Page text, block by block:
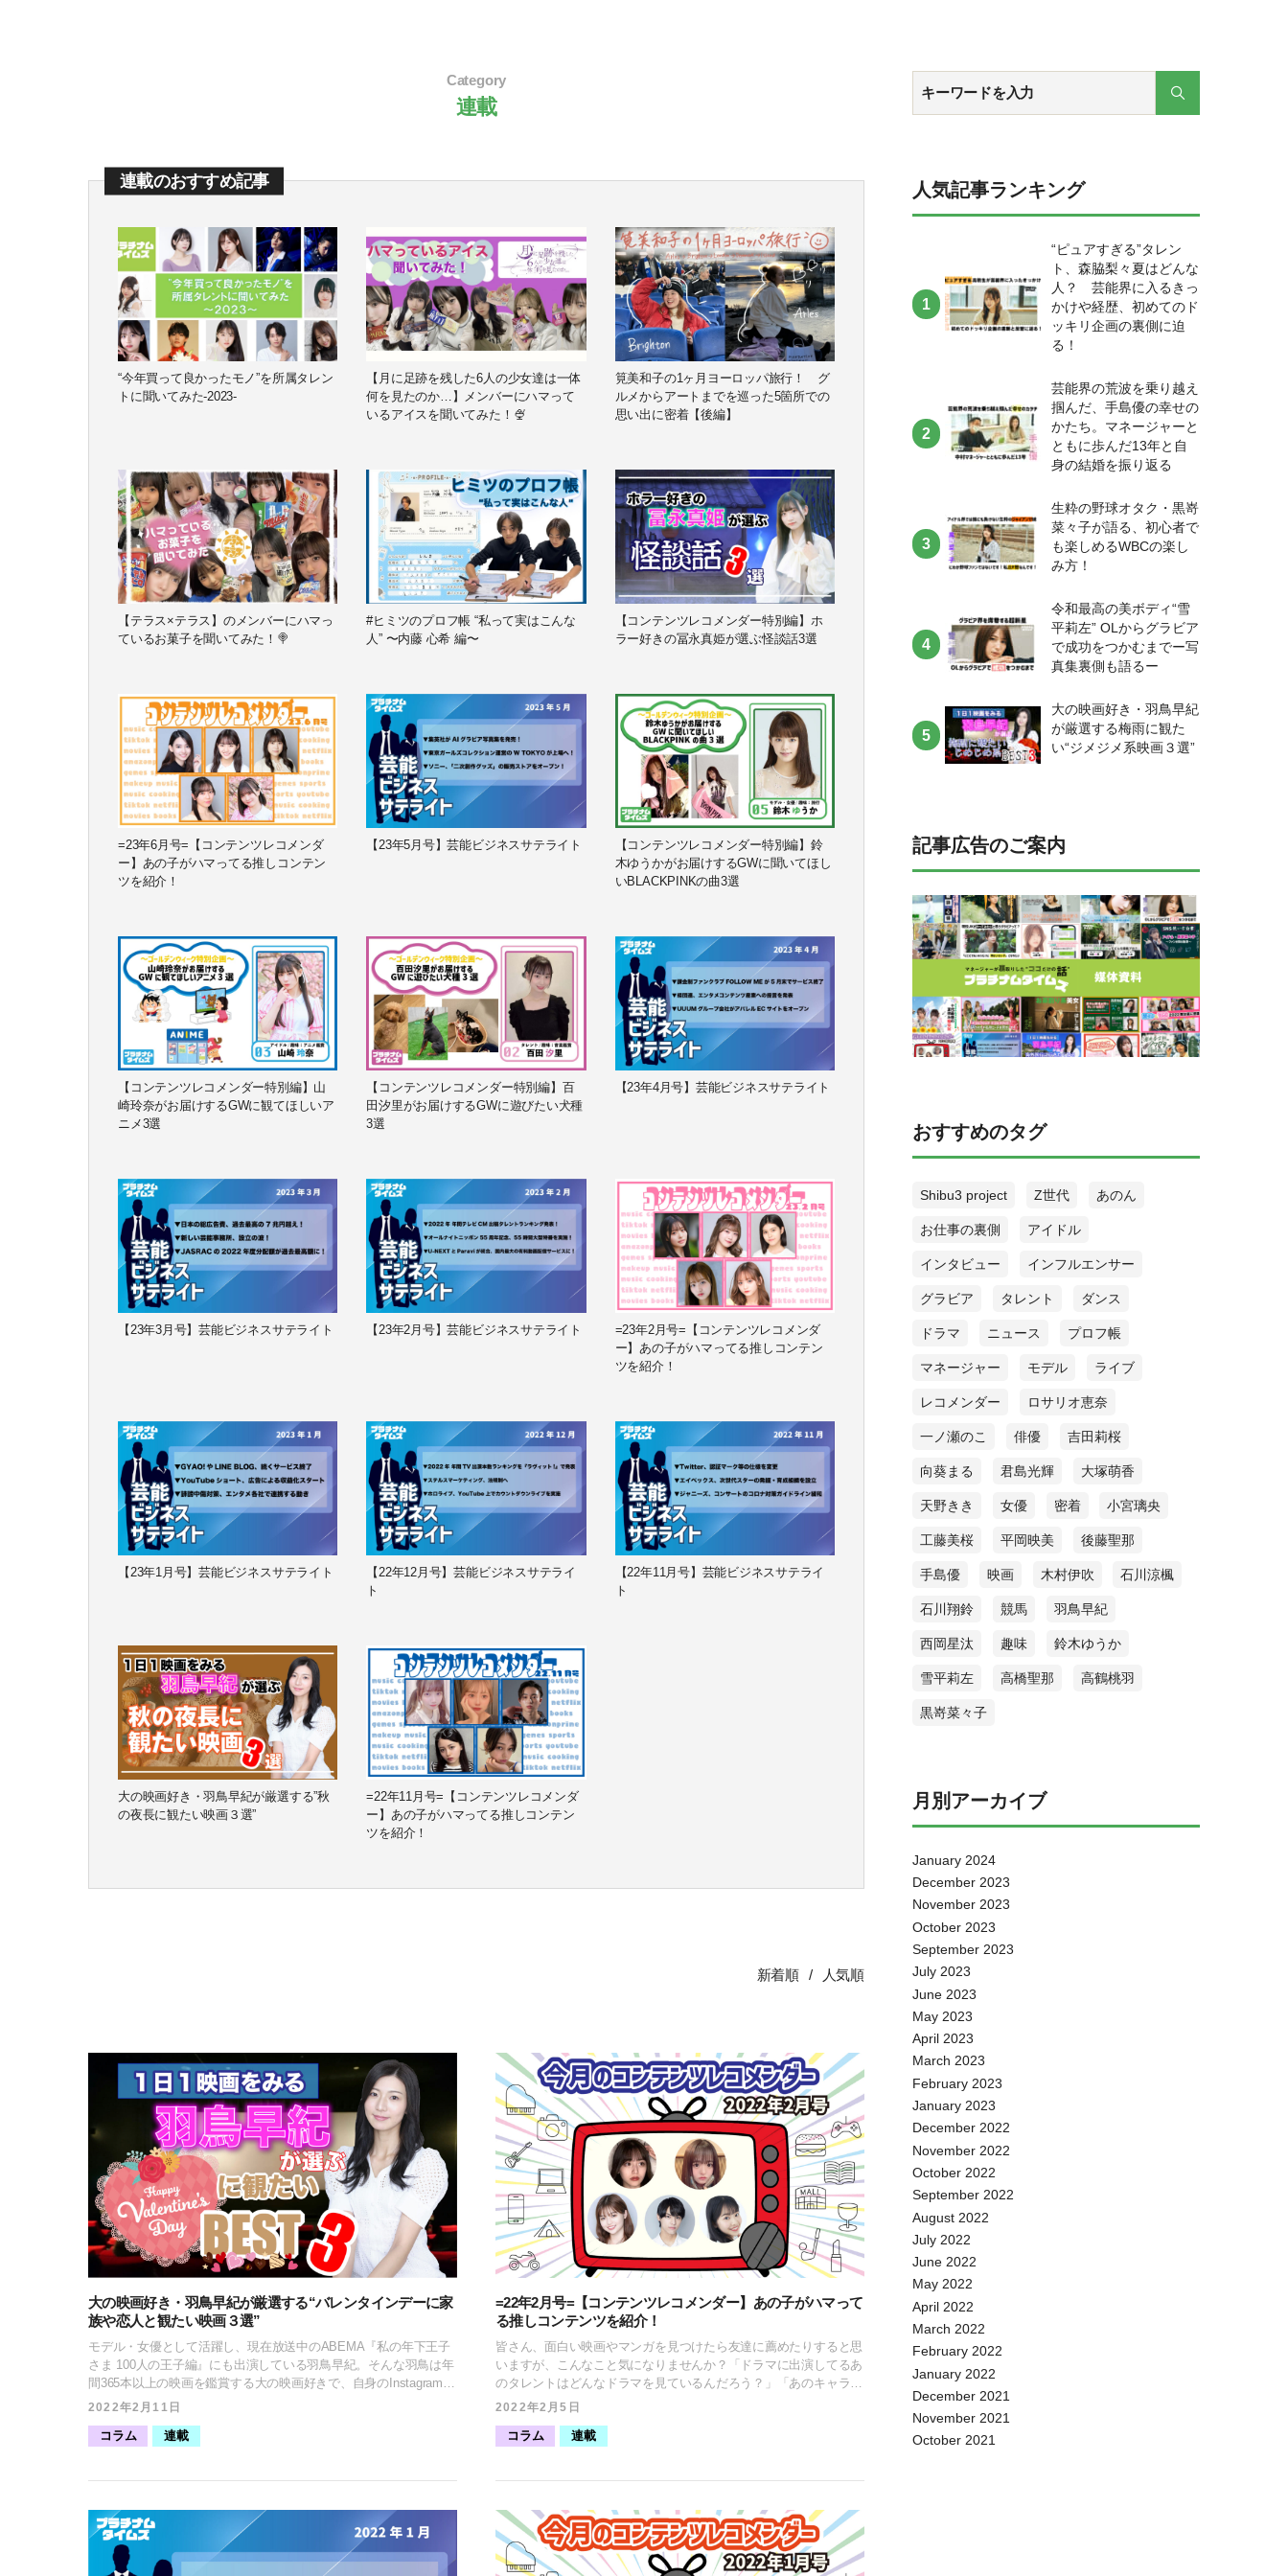
Category
連載
連載のおすすめ記事
“今年買って良かったモノ”を所属タレン
トに聞いてみた-2023-
【月に足跡を残した6人の少女達は一体
何を見たのか…】メンバーにハマって
いるアイスを聞いてみた！🍨
筧美和子の1ヶ月ヨーロッパ旅行！ グ
ルメからアートまでを巡った5箇所での
思い出に密着【後編】
【テラス×テラス】のメンバーにハマっ
ているお菓子を聞いてみた！🍭
#ヒミツのプロフ帳 “私って実はこんな
人” 〜内藤 心希 編〜
【コンテンツレコメンダー特別編】ホ
ラー好きの冨永真姫が選ぶ怪談話3選
=23年6月号=【コンテンツレコメンダ
ー】あの子がハマってる推しコンテン
ツを紹介！
【23年5月号】芸能ビジネスサテライト
【コンテンツレコメンダー特別編】鈴
木ゆうかがお届けするGWに聞いてほし
いBLACKPINKの曲3選
【コンテンツレコメンダー特別編】山
崎玲奈がお届けするGWに観てほしいア
ニメ3選
【コンテンツレコメンダー特別編】百
田汐里がお届けするGWに遊びたい犬種
3選
【23年4月号】芸能ビジネスサテライト
【23年3月号】芸能ビジネスサテライト 【23年2月号】芸能ビジネスサテライト
=23年2月号=【コンテンツレコメンダ
ー】あの子がハマってる推しコンテン
ツを紹介！
【23年1月号】芸能ビジネスサテライト
【22年12月号】芸能ビジネスサテライ
ト
【22年11月号】芸能ビジネスサテライ
ト
大の映画好き・羽鳥早紀が厳選する”秋
の夜長に観たい映画３選”
=22年11月号=【コンテンツレコメンダ
ー】あの子がハマってる推しコンテン
ツを紹介！
新着順 人気順
大の映画好き・羽鳥早紀が厳選する“バレンタインデーに家
族や恋人と観たい映画３選”
モデル・女優として活躍し、現在放送中のABEMA『私の年下王子
さま 100人の王子編』にも出演している羽鳥早紀。そんな羽鳥は年
間365本以上の映画を鑑賞する大の映画好きで、自身のInstagramで
も #1日1映画 のハッシュタグで積極的に映画のレビューを発信し
観たい映画３選』として、この時期にぴったりの映画を紹介してい
ワールド・ジャパン2019で実行委員長賞を受賞するなど、モデル・
女優として活動中。サッカー観戦や競馬予想など数多くある趣味の
中でも、映画鑑賞は1日1本観るほど好き。 バレンタインデーに家
族や恋人と観たい映画 “第３位”自分の背中を押してくれる幸せな群
2022年2月11日
コラム 連載
=22年2月号=【コンテンツレコメンダー】あの子がハマって
る推しコンテンツを紹介！
皆さん、面白い映画やマンガを見つけたら友達に薦めたりすると思
いますが、こんなこと気になりませんか？「ドラマに出演してるあ
のタレントはどんなドラマを見ているんだろう？」「あのキャラク
ターを演じている声優は普段どんなマンガを読んでいるんだろ
んな声にお応えし『コンテンツレコメンダー』と題して、所属のタ
ているのでしょうか！？ “海老野心 レコメンド”「生肉を食べる
ASMR！？」 海老野 心（えびの こころ） 2002年6月29日生まれ、
神奈川県出身。 恋リア5人組ガールズユニット「Five emotion」メ
ンバー。フジテレビ「ワイドナショー」のワイドナティーンや日本
2022年2月5日
コラム 連載
人気記事ランキング
“ピュアすぎる”タレン
ト、森脇梨々夏はどんな
人？ 芸能界に入るきっ
かけや経歴、初めてのド
ッキリ企画の裏側に迫
る！
芸能界の荒波を乗り越え
掴んだ、手島優の幸せの
かたち。マネージャーと
ともに歩んだ13年と自
身の結婚を振り返る
生粋の野球オタク・黒嵜
菜々子が語る、初心者で
も楽しめるWBCの楽し
み方！
令和最高の美ボディ“雪
平莉左” OLからグラビア
で成功をつかむまでー写
真集裏側も語るー
大の映画好き・羽鳥早紀
が厳選する梅雨に観た
い“ジメジメ系映画３選”
記事広告のご案内
おすすめのタグ
Shibu3 project Z世代 あのん
お仕事の裏側 アイドル
インタビュー インフルエンサー
グラビア タレント ダンス
ドラマ ニュース プロフ帳
マネージャー モデル ライブ
レコメンダー ロサリオ恵奈
一ノ瀬のこ 俳優 吉田莉桜
向葵まる 君島光輝 大塚萌香
天野きき 女優 密着 小宮璃央
工藤美桜 平岡映美 後藤聖那
手島優 映画 木村伊吹 石川涼楓
石川翔鈴 競馬 羽鳥早紀
西岡星汰 趣味 鈴木ゆうか
雪平莉左 高橋聖那 高鶴桃羽
黒嵜菜々子
月別アーカイブ
January 2024
December 2023
November 2023
October 2023
September 2023
July 2023
June 2023
May 2023
April 2023
March 2023
February 2023
January 2023
December 2022
November 2022
October 2022
September 2022
August 2022
July 2022
June 2022
May 2022
April 2022
March 2022
February 2022
January 2022
December 2021
November 2021
October 2021